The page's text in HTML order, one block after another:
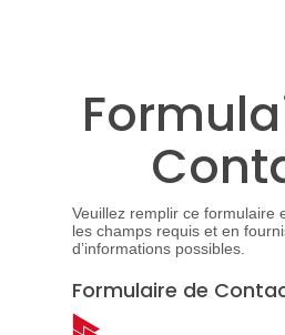
Veuillez remplir ce formulaire
les champs requis et en
d’informations possibles.
Formulaire de